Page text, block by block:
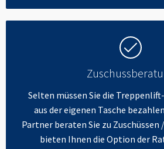
Selten müssen Sie die
aus der eigenen Tasche
Partner beraten Sie zu
bieten Ihnen die Option der